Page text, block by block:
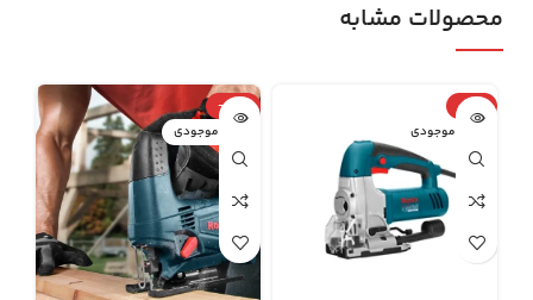
محصولات مشابه
-15%
اتمام موجودی
-38%
اتمام موجودی